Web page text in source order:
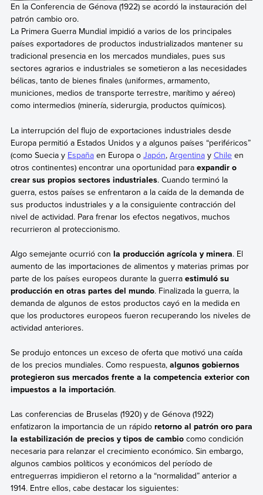
En la Conferencia de Génova (1922) se acordó la instauración del
patrón cambio oro.
La Primera Guerra Mundial impidió a varios de los principales
países exportadores de productos industrializados mantener su
tradicional presencia en los mercados mundiales, pues sus
sectores agrarios e industriales se sometieron a las necesidades
bélicas, tanto de bienes finales (uniformes, armamento,
municiones, medios de transporte terrestre, marítimo y aéreo)
como intermedios (minería, siderurgia, productos químicos).
La interrupción del flujo de exportaciones industriales desde
Europa permitió a Estados Unidos y a algunos países “periféricos”
(como Suecia y Españaen Europa o Japón, Argentinay Chileen
otros continentes) encontrar una oportunidad paraexpandir o
crear sus propios sectores industriales. Cuando terminó la
guerra, estos países se enfrentaron a la caída de la demanda de
sus productos industriales y a la consiguiente contracción del
nivel de actividad. Para frenar los efectos negativos, muchos
recurrieron al proteccionismo.
Algo semejante ocurrió con la producción agrícola y minera. El
aumento de las importaciones de alimentos y materias primas por
parte de los países europeos durante la guerra estimuló su
producción en otras partes del mundo. Finalizada la guerra, la
demanda de algunos de estos productos cayó en la medida en
que los productores europeos fueron recuperando los niveles de
actividad anteriores.
Se produjo entonces un exceso de oferta que motivó una caída
de los precios mundiales. Como respuesta, algunos gobiernos
protegieron sus mercados frente a la competencia exterior con
impuestos a la importación.
Las conferencias de Bruselas (1920) y de Génova (1922)
enfatizaron la importancia de un rápido retorno al patrón oro para
la estabilización de precios y tipos de cambiocomo condición
necesaria para relanzar el crecimiento económico. Sin embargo,
algunos cambios políticos y económicos del período de
entreguerras impidieron el retorno a la “normalidad” anterior a
1914. Entre ellos, cabe destacar los siguientes: